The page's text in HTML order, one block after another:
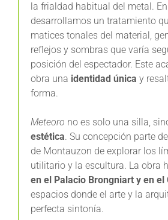
la frialdad habitual del metal.
desarrollamos un tratamiento
matices tonales del material,
reflejos y sombras que varía
posición del espectador. Este
obra una identidad única y
forma.
Meteoro no es solo una silla,
estética. Su concepción parte
de Montauzon de explorar los
utilitario y la escultura. La obra
en el Palacio Brongniart y en el
espacios donde el arte y la
perfecta sintonía.